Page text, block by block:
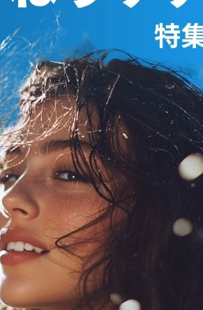
SUBLIMIC サブリミック エア
リーフロー シャンプー h
通常価格
¥3,080～
SUBLIMIC サブリミック エア
リーフロー マスク h : まとま
りにくい髪
通常価格
¥5,170
FLOWDIA フローディア シャ
ンプー グランストレッチ
通常価格
¥2,970～